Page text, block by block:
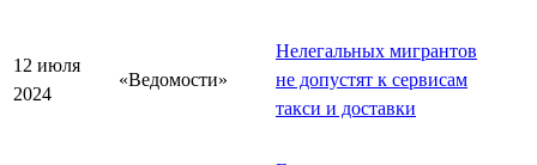
12 июля
2024
«Ведомости»
Нелегальных мигрантов
не допустят к сервисам
такси и доставки